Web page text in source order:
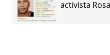
activista